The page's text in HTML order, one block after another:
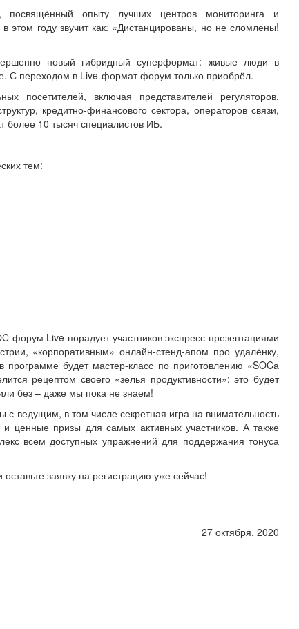
опыту лучших центров мониторинга и
этом году звучит как: «Дистанцированы, но не сломлены!
новый гибридный суперформат: живые люди в
С переходом в Live-формат форум только приобрёл.
включая представителей регуляторов,
кредитно-финансового сектора, операторов связи,
более 10 тысяч специалистов ИБ.
тем:
форум Live порадует участников экспресс-презентациями
«корпоративным» онлайн-стенд-апом про удалёнку,
будет мастер-класс по приготовлению «SOCа
рецептом своего «зелья продуктивности»: это будет
без – даже мы пока не знаем!
с ведущим, в том числе секретная игра на внимательность
ценные призы для самых активных участников. А также
всем доступных упражнений для поддержания тонуса
заявку на регистрацию уже сейчас!
27 октября, 2020